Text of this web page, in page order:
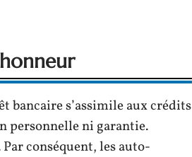
bancaire s’assimile aux crédits
personnelle ni garantie.
conséquent, les auto-